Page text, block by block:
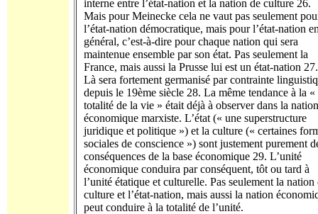
interne entre l’état-nation et la nation de culture 26.
Mais pour Meinecke cela ne vaut pas seulement
l’état-nation démocratique, mais pour l’état-nation
général, c’est-à-dire pour chaque nation qui sera
maintenue ensemble par son état. Pas seulement la
France, mais aussi la Prusse lui est un état-nation 27.
Là sera fortement germanisé par contrainte
depuis le 19ème siècle 28. La même tendance à la «
totalité de la vie » était déjà à observer dans la nation
économique marxiste. L’état (« une superstructure
juridique et politique ») et la culture (« certaines
sociales de conscience ») sont justement purement
conséquences de la base économique 29. L’unité
économique conduira par conséquent, tôt ou tard à
l’unité étatique et culturelle. Pas seulement la nation
culture et l’état-nation, mais aussi la nation
peut conduire à la totalité de l’unité.